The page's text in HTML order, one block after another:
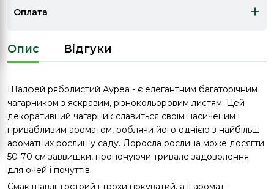
Оплата +
Опис Відгуки
Шалфей ряболистий Ауреа - є елегантним багаторічним
чагарником з яскравим, різнокольоровим листям. Цей
декоративний чагарник славиться своїм насиченим і
привабливим ароматом, роблячи його однією з найбільш
ароматних рослин у саду. Доросла рослина може досягти
50-70 см заввишки, пропонуючи тривале задоволення
для очей і почуттів.
Смак шавлії гострий і трохи гіркуватий, а її аромат -